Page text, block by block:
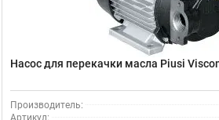
Насос для перекачки масла Piusi
Производитель:
Артикул: